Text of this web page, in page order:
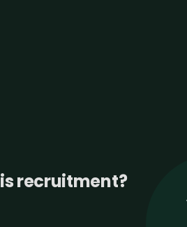
recruitment?